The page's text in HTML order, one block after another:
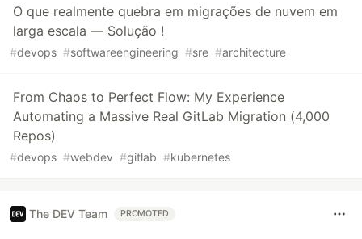
O que realmente quebra em migrações de nuvem em
larga escala — Solução !
#devops #softwareengineering #sre #architecture
From Chaos to Perfect Flow: My Experience
Automating a Massive Real GitLab Migration (4,000
Repos)
#devops #webdev #gitlab #kubernetes
The DEV Team PROMOTED